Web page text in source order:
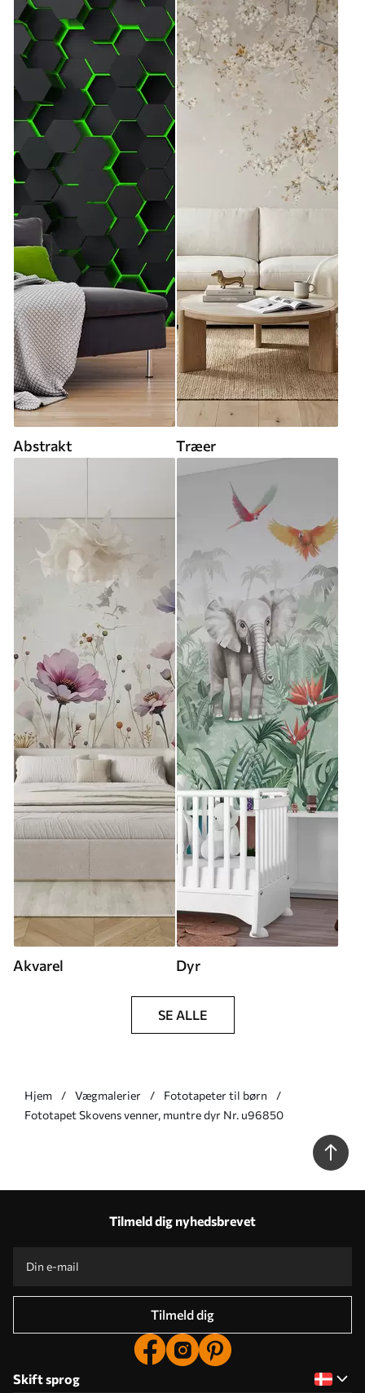
Abstrakt Træer
Akvarel Dyr
SE ALLE
Hjem Vægmalerier
Fototapeter til børn
Fototapet Skovens venner, muntre dyr Nr. u96850
Tilmeld dig nyhedsbrevet
Tilmeld dig
Skift sprog